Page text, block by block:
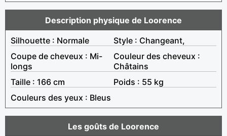
Description physique de Loorence
Silhouette : Normale
Style : Changeant,
Coupe de cheveux : Mi-
longs
Couleur des cheveux :
Châtains
Taille : 166 cm
Poids : 55 kg
Couleurs des yeux : Bleus
Les goûts de Loorence